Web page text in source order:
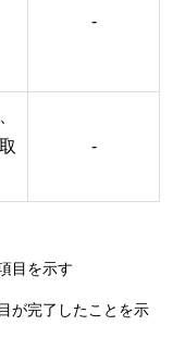
-
-
目を示す
が完了したことを示